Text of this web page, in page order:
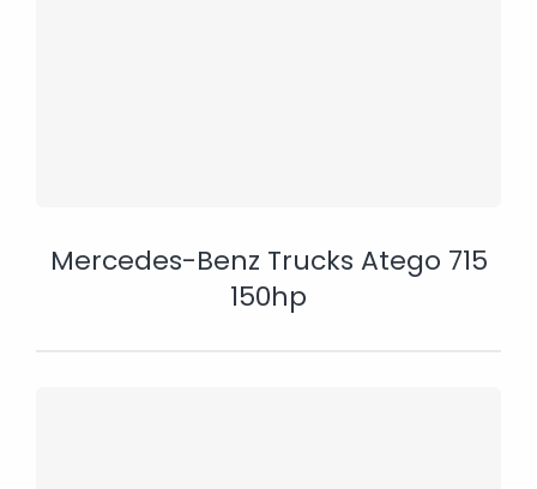
Mercedes-Benz Trucks Atego 715
150hp